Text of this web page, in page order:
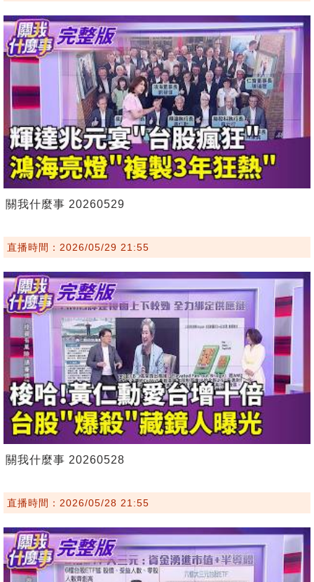
關我什麼事 20260529
直播時間：2026/05/29 21:55
關我什麼事 20260528
直播時間：2026/05/28 21:55